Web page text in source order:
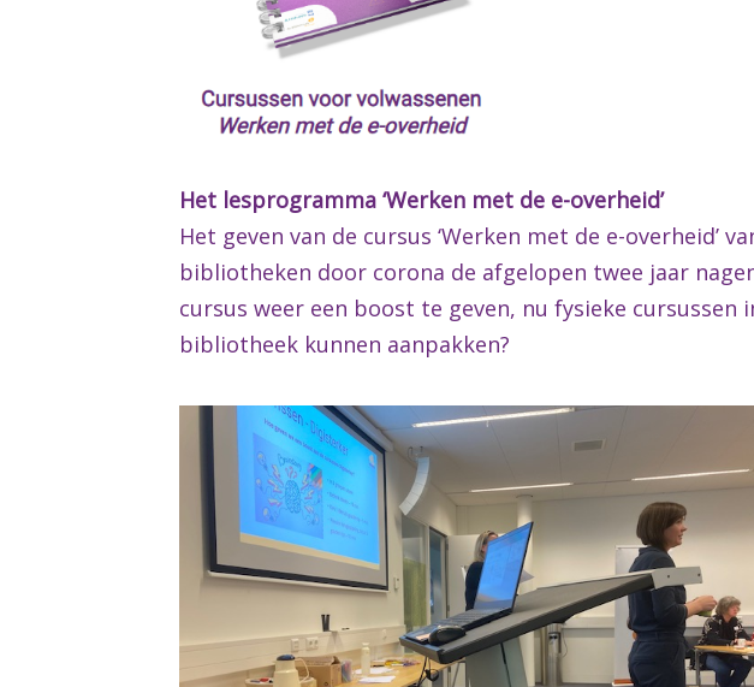
Het lesprogramma ‘Werken met de e-overheid’
Het geven van de cursus ‘Werken met de e-overheid’
bibliotheken door corona de afgelopen twee jaar
cursus weer een boost te geven, nu fysieke
bibliotheek kunnen aanpakken?